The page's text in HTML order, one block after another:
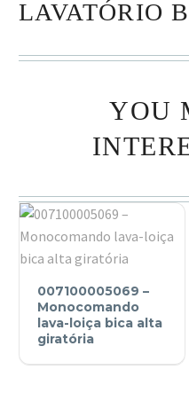
LAVATÓRIO
YOU
Monocomando
lava-
loiça
007100005069 –
Monocomando
lava-loiça bica alta
giratória